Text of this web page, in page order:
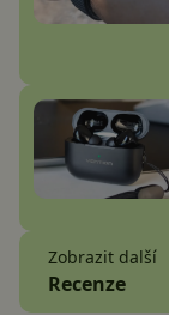
Zobrazit další
Recenze